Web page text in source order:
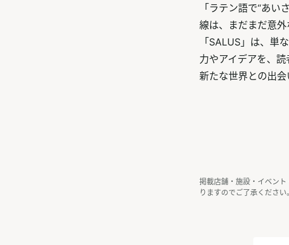
「ラテン語で“あ
線は、まだまだ意外
「SALUS」は、単
力やアイデアを、
新たな世界との出会
掲載店舗・施設・イベン
りますのでご了承ください。